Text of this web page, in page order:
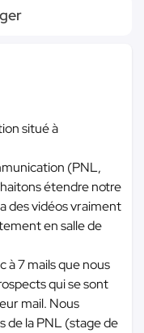
situé à
(PNL,
étendre notre
des vidéos vraiment
en salle de
à 7 mails que nous
qui se sont
mail. Nous
de la PNL (stage de